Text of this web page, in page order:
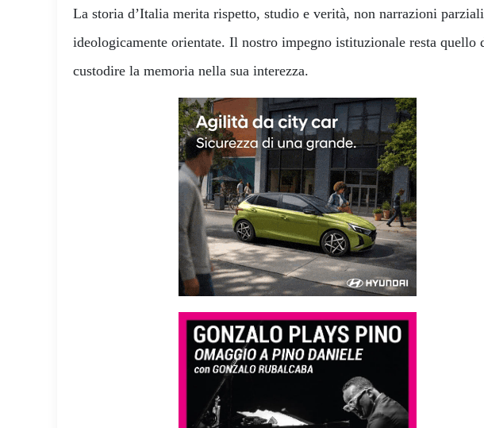
La storia d’Italia merita rispetto, studio e verità, non narrazioni
ideologicamente orientate. Il nostro impegno istituzionale resta quello
custodire la memoria nella sua interezza.